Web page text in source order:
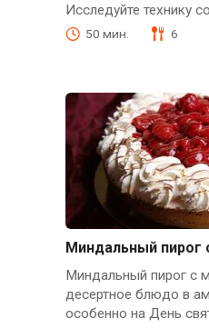
Исследуйте технику
50 мин. 6
Миндальный пирог
Миндальный пирог с
десертное блюдо в
особенно на День